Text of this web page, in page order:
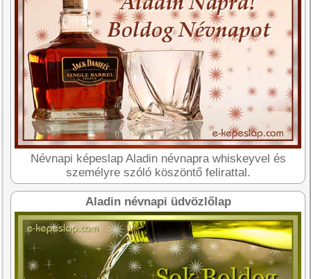
Névnapi képeslap Aladin névnapra whiskeyvel és
személyre szóló köszöntő felirattal.
Aladin névnapi üdvözlőlap